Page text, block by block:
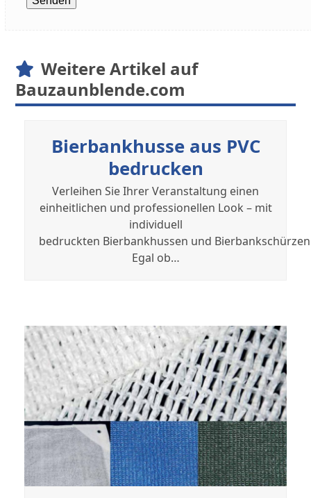
Weitere Artikel auf
Bauzaunblende.com
Bierbankhusse aus PVC
bedrucken
Verleihen Sie Ihrer Veranstaltung einen
einheitlichen und professionellen Look – mit
individuell
bedruckten Bierbankhussen und
Egal ob…